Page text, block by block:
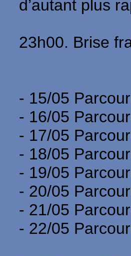
d’autant plus
23h00. Brise
- 15/05
- 16/05
- 17/05
- 18/05
- 19/05
- 20/05
- 21/05
- 22/05